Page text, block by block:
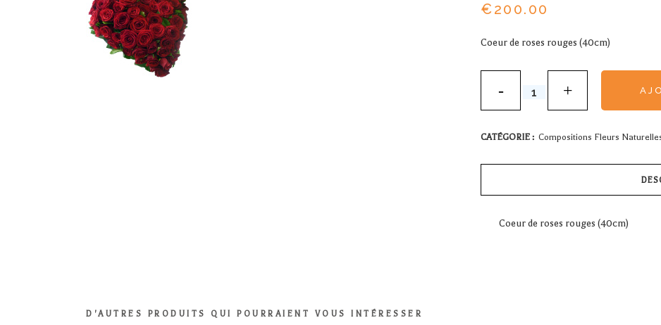
€ 200.00
Coeur de roses rouges (40cm)
ROUGE
quantity
CATÉGORIE : Compositions Fleurs
Coeur de roses rouges (40cm)
D'AUTRES PRODUITS QUI POURRAIENT VOUS INTÉRESSER